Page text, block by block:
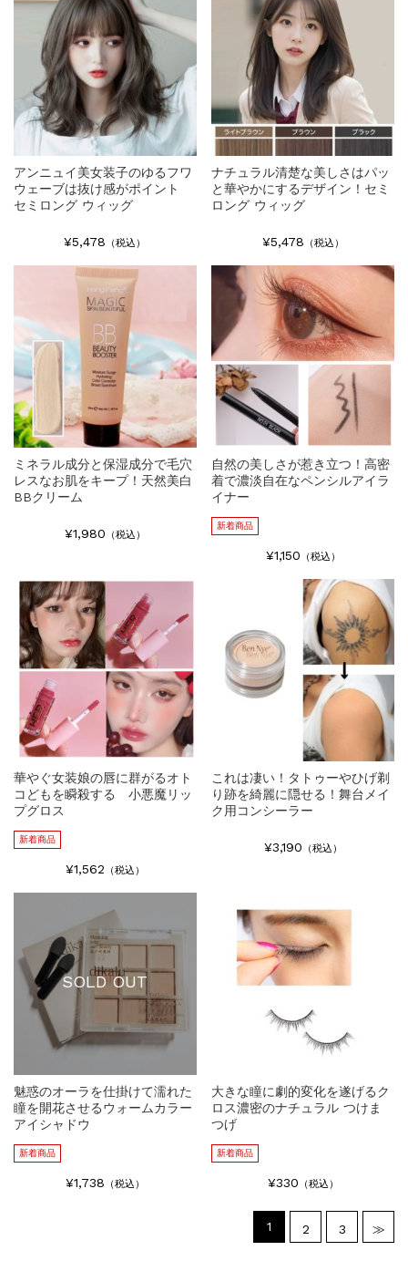
アンニュイ美女装子のゆるフワ
ウェーブは抜け感がポイント
セミロング ウィッグ
¥5,478 （税込）
ナチュラル清楚な美しさはパッ
と華やかにするデザイン！セミ
ロング ウィッグ
¥5,478 （税込）
ミネラル成分と保湿成分で毛穴
レスなお肌をキープ！天然美白
BBクリーム
¥1,980 （税込）
自然の美しさが惹き立つ！高密
着で濃淡自在なペンシルアイラ
イナー
新着商品
¥1,150 （税込）
華やぐ女装娘の唇に群がるオト
コどもを瞬殺する 小悪魔リッ
プグロス
新着商品
¥1,562 （税込）
これは凄い！タトゥーやひげ剃
り跡を綺麗に隠せる！舞台メイ
ク用コンシーラー
¥3,190 （税込）
SOLD OUT
魅惑のオーラを仕掛けて濡れた
瞳を開花させるウォームカラー
アイシャドウ
新着商品
¥1,738 （税込）
大きな瞳に劇的変化を遂げるク
ロス濃密のナチュラル つけま
つげ
新着商品
¥330 （税込）
1 2 3 ≫